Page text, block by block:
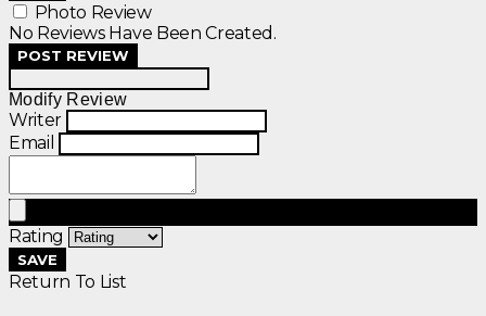
Photo Review
No Reviews Have Been Created.
POST REVIEW
Modify Review
Writer
Email
Rating
SAVE
Return To List